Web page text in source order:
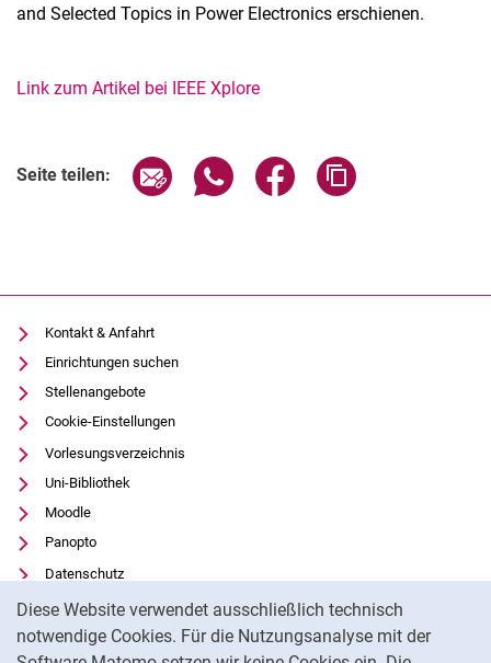
Diese Website verwendet ausschließlich technisch
notwendige Cookies. Für die Nutzungsanalyse mit der
and Selected Topics in Power Electronics erschienen.
Link zum Artikel bei IEEE Xplore
Seite teilen: Seite über E-Mail teilen
Seite über WhatsApp teilen
Seite über Facebook
Kontakt & Anfahrt
Einrichtungen suchen
Stellenangebote
Cookie-Einstellungen
Vorlesungsverzeichnis
Uni-Bibliothek
Moodle
Panopto
Datenschutz
Barrierefreiheit
Transparenter KI-Einsatz